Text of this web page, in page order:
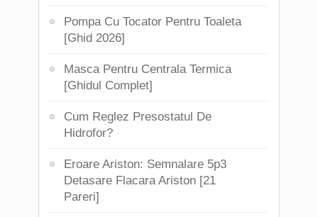
Pompa Cu Tocator Pentru Toaleta
[Ghid 2026]
Masca Pentru Centrala Termica
[Ghidul Complet]
Cum Reglez Presostatul De
Hidrofor?
Eroare Ariston: Semnalare 5p3
Detasare Flacara Ariston [21
Pareri]